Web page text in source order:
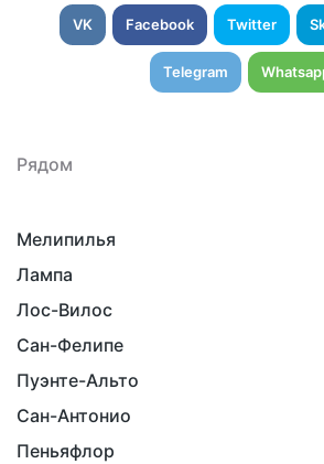
VK Facebook Twitter
Telegram
Рядом
Мелипилья
Лампа
Лос-Вилос
Сан-Фелипе
Пуэнте-Альто
Сан-Антонио
Пеньяфлор